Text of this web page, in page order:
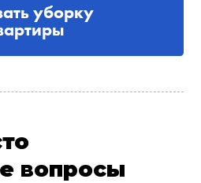
уборку
вопросы